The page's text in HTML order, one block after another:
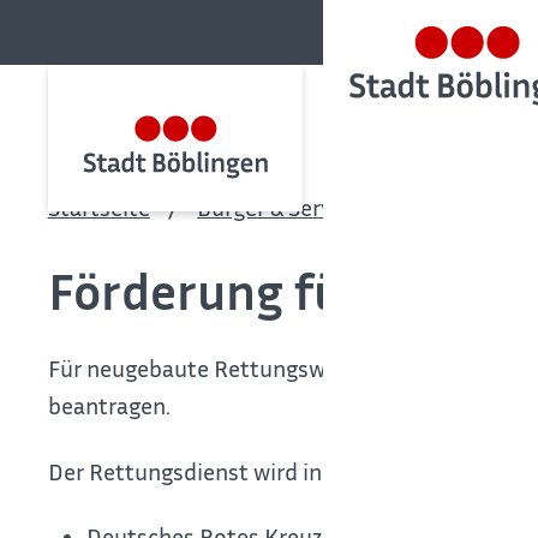
Startseite Bürger & Service
Förderung für
Für neugebaute Rettungswachen können die
beantragen.
Der Rettungsdienst wird in Baden-